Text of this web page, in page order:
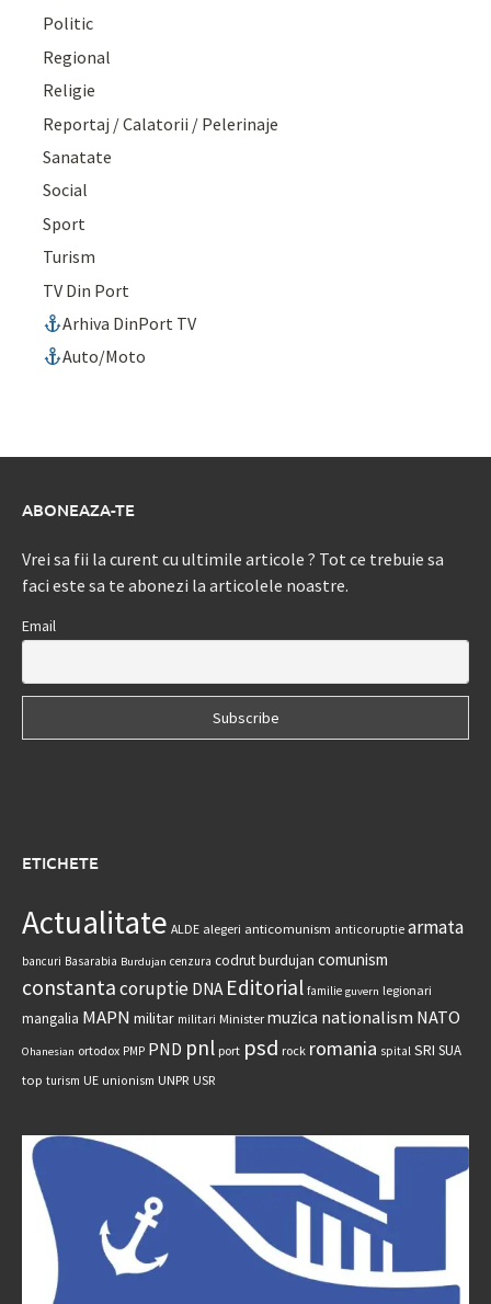
Politic
Regional
Religie
Reportaj / Calatorii / Pelerinaje
Sanatate
Social
Sport
Turism
TV Din Port
Arhiva DinPort TV
Auto/Moto
ABONEAZA-TE
Vrei sa fii la curent cu ultimile articole ? Tot ce trebuie sa
faci este sa te abonezi la articolele noastre.
Email
ETICHETE
Actualitate ALDE alegeri anticomunism anticoruptie armata
bancuri Basarabia Burdujan cenzura codrut burdujan comunism
constantacoruptie DNA Editorial familie guvern legionari
mangalia MAPN militar militari Minister muzica nationalism NATO
Ohanesian ortodox PMP PND pnl port psd rock romania spital SRI SUA
top turism UE unionism UNPR USR